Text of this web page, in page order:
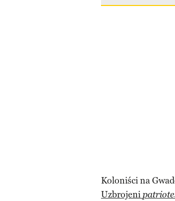
Koloniści na
Uzbrojeni